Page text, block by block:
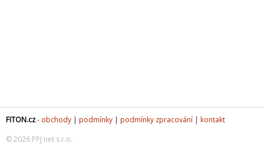
FITON.cz- obchody | podmínky | podmínky zpracování | kontakt
© 2026 PPJ net s.r.o.